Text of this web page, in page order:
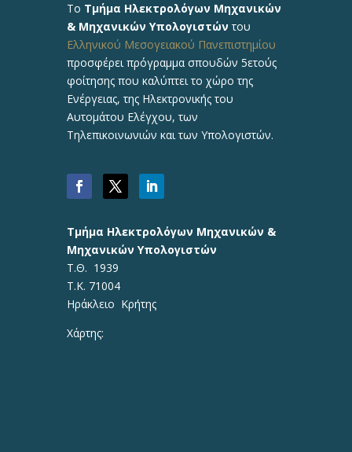
Το Τμήμα Ηλεκτρολόγων Μηχανικών
& Μηχανικών Υπολογιστώντου
Ελληνικού Μεσογειακού Πανεπιστημίου
προσφέρει πρόγραμμα σπουδών 5ετούς
φοίτησης που καλύπτει το χώρο της
Ενέργειας, της Ηλεκτρονικής του
Αυτομάτου Ελέγχου, των
Τηλεπικοινωνιών και των Υπολογιστών.
Τμήμα Ηλεκτρολόγων Μηχανικών &
Μηχανικών Υπολογιστών
Τ.Θ. 1939
Τ.Κ. 71004
Ηράκλειο Κρήτης
Χάρτης: